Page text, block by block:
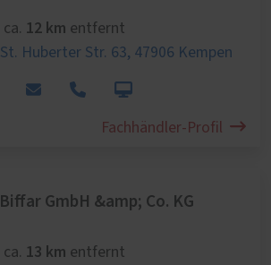
ca. 12 km entfernt
St. Huberter Str. 63, 47906 Kempen
Fachhändler-Profil
Biffar GmbH &amp; Co. KG
ca. 13 km entfernt